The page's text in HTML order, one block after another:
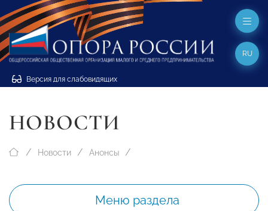
Версия для слабовидящих
RU
НОВОСТИ
Новости Анонсы
Меню раздела